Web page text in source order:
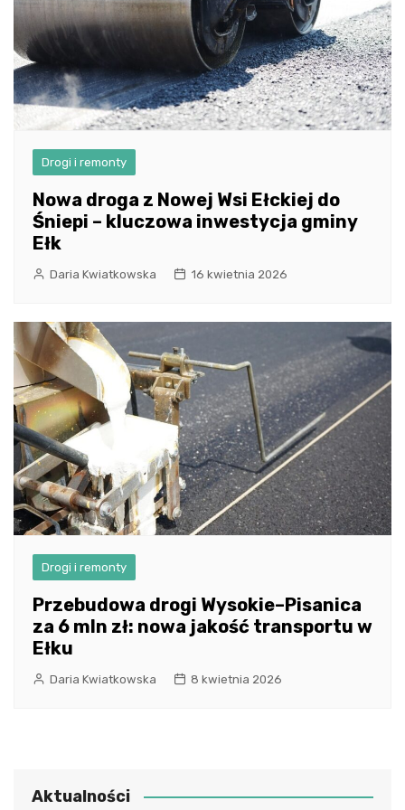
Drogi i remonty
Nowa droga z Nowej Wsi Ełckiej do
Śniepi – kluczowa inwestycja gminy
Ełk
Daria Kwiatkowska 16 kwietnia 2026
Drogi i remonty
Przebudowa drogi Wysokie–Pisanica
za 6 mln zł: nowa jakość transportu w
Ełku
Daria Kwiatkowska 8 kwietnia 2026
Aktualności